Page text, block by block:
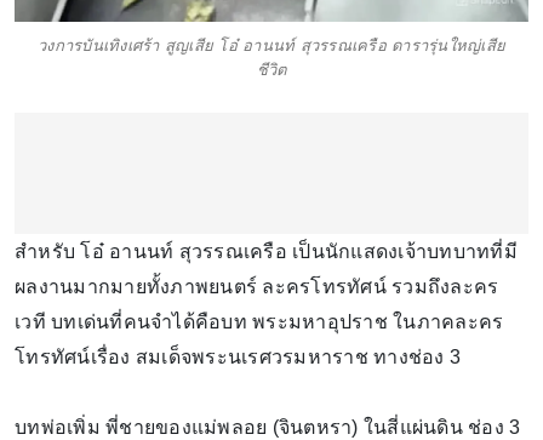
วงการบันเทิงเศร้า สูญเสีย โอ๋ อานนท์ สุวรรณเครือ ดารารุ่นใหญ่เสีย
ชีวิต
สำหรับ โอ๋ อานนท์ สุวรรณเครือ เป็นนักแสดงเจ้าบทบาทที่มี
ผลงานมากมายทั้งภาพยนตร์ ละครโทรทัศน์ รวมถึงละคร
เวที บทเด่นที่คนจำได้คือบท พระมหาอุปราช ในภาคละคร
โทรทัศน์เรื่อง สมเด็จพระนเรศวรมหาราช ทางช่อง 3
บทพ่อเพิ่ม พี่ชายของแม่พลอย (จินตหรา) ในสี่แผ่นดิน ช่อง 3